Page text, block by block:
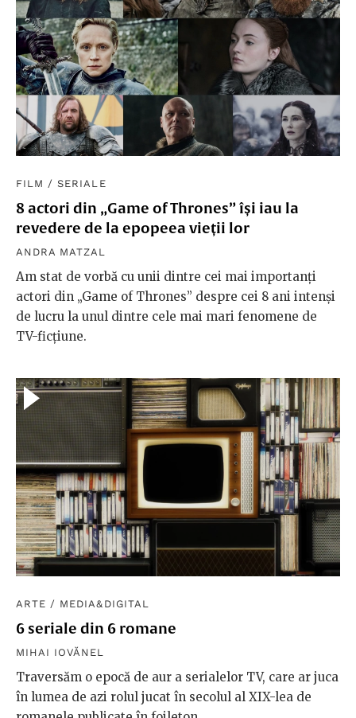
FILM /SERIALE
8 actori din „Game of Thrones” își iau la
revedere de la epopeea vieții lor
ANDRA MATZAL
Am stat de vorbă cu unii dintre cei mai importanți
actori din „Game of Thrones” despre cei 8 ani intenși
de lucru la unul dintre cele mai mari fenomene de
TV-ficțiune.
ARTE / MEDIA&DIGITAL
6 seriale din 6 romane
MIHAI IOVĂNEL
Traversăm o epocă de aur a serialelor TV, care ar juca
în lumea de azi rolul jucat în secolul al XIX-lea de